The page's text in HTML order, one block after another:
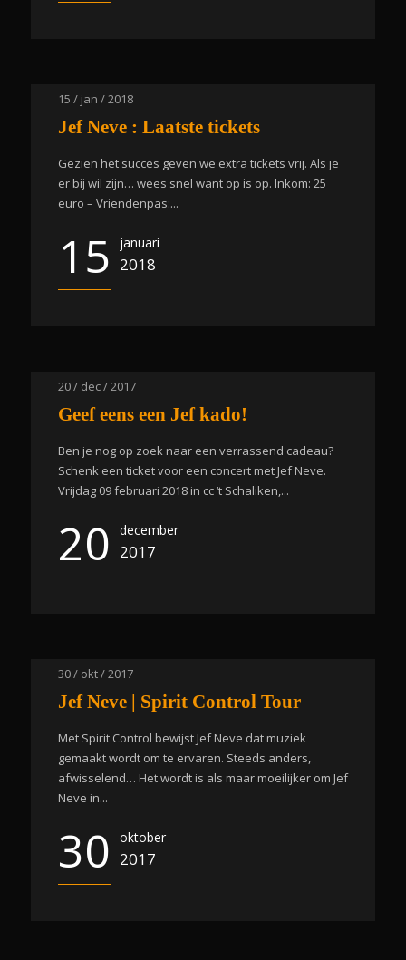
15 / jan / 2018
Jef Neve : Laatste tickets
Gezien het succes geven we extra tickets vrij. Als je
er bij wil zijn… wees snel want op is op. Inkom: 25
euro – Vriendenpas:...
15 januari
2018
20 / dec / 2017
Geef eens een Jef kado!
Ben je nog op zoek naar een verrassend cadeau?
Schenk een ticket voor een concert met Jef Neve.
Vrijdag 09 februari 2018 in cc ‘t Schaliken,...
20 december
2017
30 / okt / 2017
Jef Neve | Spirit Control Tour
Met Spirit Control bewijst Jef Neve dat muziek
gemaakt wordt om te ervaren. Steeds anders,
afwisselend… Het wordt is als maar moeilijker om Jef
Neve in...
30 oktober
2017